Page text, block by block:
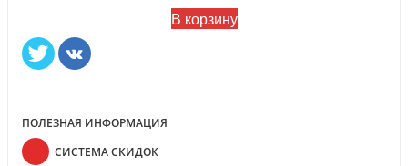
В корзину
ПОЛЕЗНАЯ ИНФОРМАЦИЯ
СИСТЕМА СКИДОК